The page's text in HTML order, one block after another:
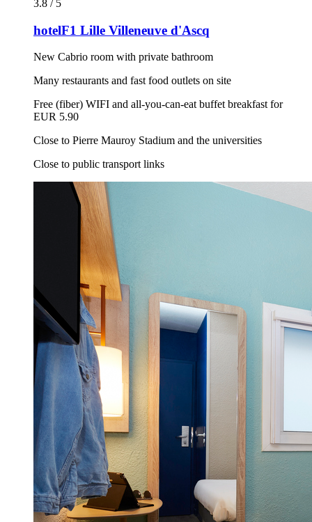
3.8 / 5
hotelF1 Lille Villeneuve d'Ascq
New Cabrio room with private bathroom
Many restaurants and fast food outlets on site
Free (fiber) WIFI and all-you-can-eat buffet breakfast for
EUR 5.90
Close to Pierre Mauroy Stadium and the universities
Close to public transport links